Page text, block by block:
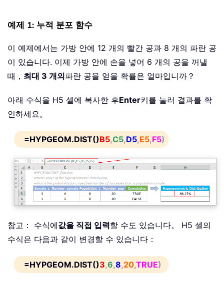
예제 1: 누적 분포 함수
이 예제에서는 가방 안에 12 개의 빨간 공과 8 개의 파란 공
이 있습니다. 이제 가방 안에 손을 넣어 6 개의 공을 꺼낼
때， 최대 3 개의파란 공을 얻을 확률은 얼마입니까？
아래 수식을 H5 셀에 복사한 후Enter키를 눌러 결과를 확
인하세요。
=HYPGEOM.DIST()B5,C5,D5,E5,F5)
참고： 수식에값을 직접 입력할 수도 있습니다。 H5 셀의
수식은 다음과 같이 변경할 수 있습니다：
=HYPGEOM.DIST()3,6,8,20,TRUE)